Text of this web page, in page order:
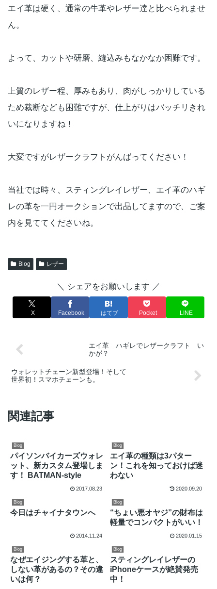
エイ革は硬く、通常の牛革やレザー達と比べられませ
ん。
よって、カットや研磨、縫込みもなかなか困難です。
上質のレザー程、厚みもあり、肉がしっかりしている
ため裁断なども困難ですが、仕上がりはバッチリきれ
いになりますね！
大変ですがレザークラフトがんばってください！
当社では時々、スティングレイレザー、エイ革のハギ
レの革を一円オークションで出品してますので、ご案
内を見ててくださいね。
Blog レザー
＼ シェアをお願いします ／
X Facebook はてブ Pocket LINE
エイ革 ハギレでレザークラフト い
かが？
ウォレットチェーン新型登場！そして
世界初！スマホチェーンも。
関連記事
Blog
パイソンバイカーズウォレ
ット、新カスタム登場しま
す！ BATMAN-style
2017.08.23
Blog
エイ革の種類は3パター
ン！これを知っておけば迷
わない
2020.09.20
Blog
今日はチャイナタウンへ
2014.11.24
Blog
“ちょい悪オヤジ”の財布は
軽量でコンパクトがいい！
2020.01.15
Blog
なぜエイジングする革と、
しない革があるの？その違
いは何？
Blog
スティングレイレザーの
iPhoneケースが絶賛発売
中！